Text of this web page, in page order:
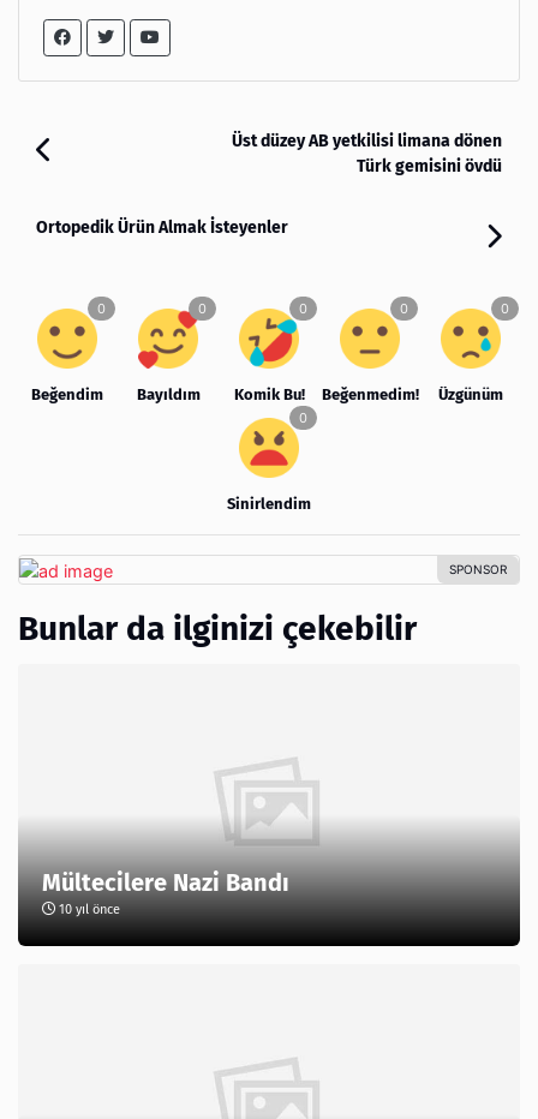
Üst düzey AB yetkilisi limana dönen
Türk gemisini övdü
Ortopedik Ürün Almak İsteyenler
Beğendim Bayıldım Komik Bu! Beğenmedim! Üzgünüm
Sinirlendim
Bunlar da ilginizi çekebilir
Mültecilere Nazi Bandı
10 yıl önce